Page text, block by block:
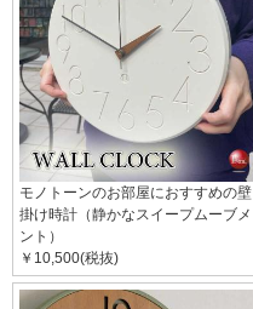
モノトーンのお部屋におすすめの壁
掛け時計（静かなスイープムーブメ
ント）
￥10,500(税抜)